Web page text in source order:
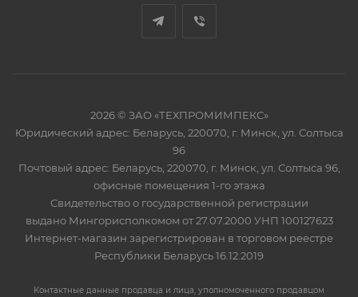
2026 © ЗАО «ТЕХПРОМИМПЕКС»
Юридический адрес: Беларусь, 220070, г. Минск, ул. Солтыса
96
Почтовый адрес: Беларусь, 220070, г. Минск, ул. Солтыса 96,
офисные помещения 1-го этажа
Свидетельство о государственной регистрации
выдано Мингорисполкомом от 27.07.2000 УНП 100127623
Интернет-магазин зарегистрирован в торговом реестре
Республики Беларусь 16.12.2019
Контактные данные продавца и лица, уполномоченного продавцом